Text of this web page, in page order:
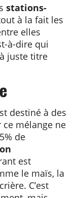
stations-
à la fait les
elles
à-dire qui
juste titre
destiné à des
ce mélange ne
de
est
le maïs, la
C’est